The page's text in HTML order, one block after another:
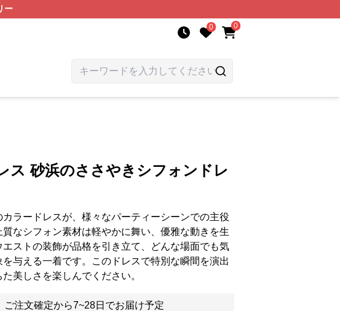
ー
0 0
ス 砂浜のささやきシフォンドレ
ラードレスが、様々なパーティーシーンでの主役
質なシフォン素材は軽やかに舞い、優雅な動きを生
ストの装飾が品格を引き立て、どんな場面でも気
与える一着です。このドレスで特別な瞬間を演出
美しさを楽しんでください。
ご注文確定から7~28日でお届け予定